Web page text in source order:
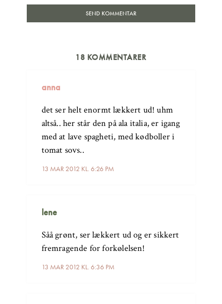
18 KOMMENTARER
anna
13 MAR 2012 KL. 6:26 PM
det ser helt enormt lækkert ud! uhm
altså.. her står den på ala italia, er igang
med at lave spagheti, med kødboller i
tomat sovs..
lene
13 MAR 2012 KL. 6:36 PM
Såå grønt, ser lækkert ud og er sikkert
fremragende for forkølelsen!